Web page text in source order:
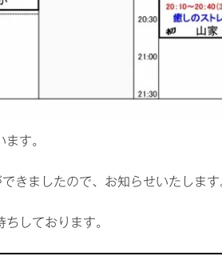
す。
きましたので、お知らせいたします
しております。